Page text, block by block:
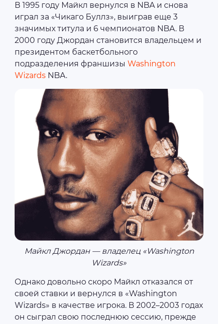
В 1995 году Майкл вернулся в NBA и снова
играл за «Чикаго Буллз», выиграв еще 3
значимых титула и 6 чемпионатов NBA. В
2000 году Джордан становится владельцем и
президентом баскетбольного
подразделения франшизы Washington
Wizards NBA.
Майкл Джордан — владелец «Washington
Wizards»
Однако довольно скоро Майкл отказался от
своей ставки и вернулся в «Washington
Wizards» в качестве игрока. В 2002–2003 годах
он сыграл свою последнюю сессию, прежде